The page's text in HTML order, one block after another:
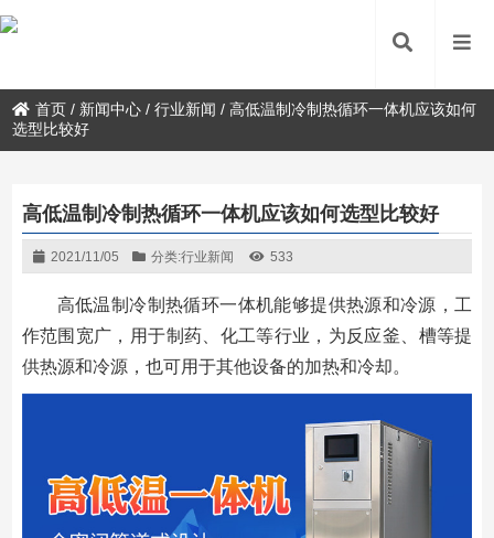
首页 / 新闻中心 /行业新闻 /高低温制冷制热循环一体机应该如何
选型比较好
高低温制冷制热循环一体机应该如何选型比较好
2021/11/05 分类:行业新闻 533
高低温制冷制热循环一体机能够提供热源和冷源，工
作范围宽广，用于制药、化工等行业，为反应釜、槽等提
供热源和冷源，也可用于其他设备的加热和冷却。